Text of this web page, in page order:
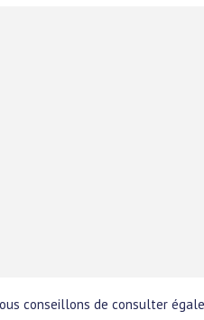
conseillons de consulter